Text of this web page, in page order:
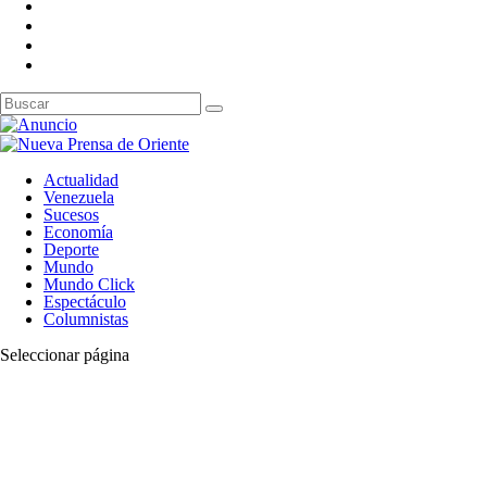
Actualidad
Venezuela
Sucesos
Economía
Deporte
Mundo
Mundo Click
Espectáculo
Columnistas
Seleccionar página